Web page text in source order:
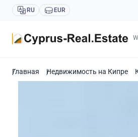
RU EUR
Главная Недвижимость на Кипре